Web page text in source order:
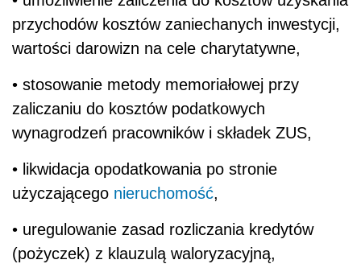
przychodów kosztów zaniechanych inwestycji,
wartości darowizn na cele charytatywne,
• stosowanie metody memoriałowej przy
zaliczaniu do kosztów podatkowych
wynagrodzeń pracowników i składek ZUS,
• likwidacja opodatkowania po stronie
użyczającego nieruchomość,
• uregulowanie zasad rozliczania kredytów
(pożyczek) z klauzulą waloryzacyjną,